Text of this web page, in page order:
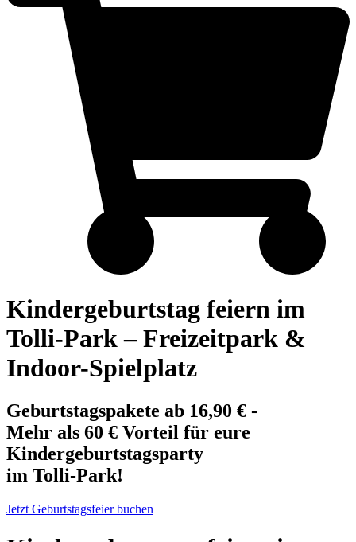
Kindergeburtstag feiern im
Tolli-Park – Freizeitpark &
Indoor-Spielplatz
Geburtstagspakete ab 16,90 € -
Mehr als 60 € Vorteil für eure
Kindergeburtstagsparty
im Tolli-Park!
Jetzt Geburtstagsfeier buchen